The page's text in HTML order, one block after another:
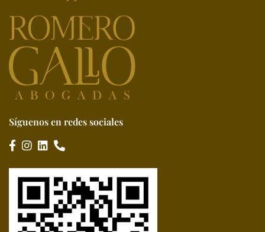
Síguenos en redes sociales